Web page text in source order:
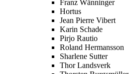
Franz Wänninger
Hortus
Jean Pierre Vibert
Karin Schade
Pirjo Rautio
Roland Hermansson
Sharlene Sutter
Thor Landsverk